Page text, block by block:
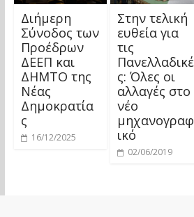
Διήμερη
Σύνοδος των
Προέδρων
ΔΕΕΠ και
ΔΗΜΤΟ της
Νέας
Δημοκρατία
ς
16/12/2025
Στην τελική
ευθεία για
τις
Πανελλαδικέ
ς: Όλες οι
αλλαγές στο
νέο
μηχανογραφ
ικό
02/06/2019